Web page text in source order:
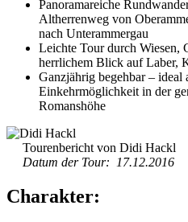
Panoramareiche
Altherrenweg von
nach Unterammergau
Leichte Tour durch Wiesen,
herrlichem Blick auf Laber,
Ganzjährig begehbar – ideal
Einkehrmöglichkeit in der
Romanshöhe
Tourenbericht von Didi Hackl
Datum der Tour: 17.12.2016
Charakter: